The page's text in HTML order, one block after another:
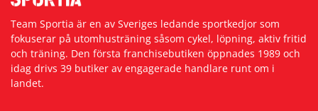
Team Sportia är en av Sveriges ledande sportkedjor som
fokuserar på utomhusträning såsom cykel, löpning, aktiv fritid
och träning. Den första franchisebutiken öppnades 1989 och
idag drivs 39 butiker av engagerade handlare runt om i
landet.